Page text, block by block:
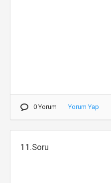
0 Yorum Yorum Yap
11.Soru